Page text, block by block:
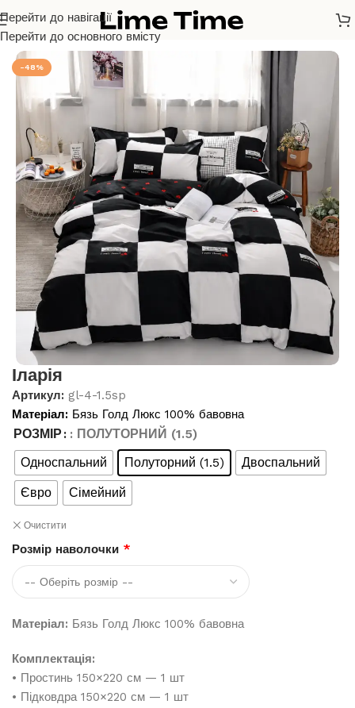
Перейти до навігації
Перейти до основного вмісту
Головна/Бязь Голд Люкс
-48%
Іларія
Артикул: gl-4-1.5sp
Матеріал: Бязь Голд Люкс 100% бавовна
РОЗМІР
: ПОЛУТОРНИЙ (1.5)
Односпальний
Полуторний (1.5)
Двоспальний
Євро
Сімейний
Очистити
Розмір наволочки *
Матеріал: Бязь Голд Люкс 100% бавовна
Комплектація:
• Простинь 150×220 см — 1 шт
• Підковдра 150×220 см — 1 шт